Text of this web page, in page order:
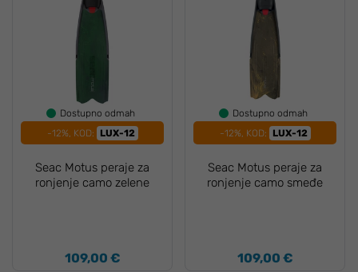
Dostupno odmah
-12%, KOD:
LUX-12
Seac Motus peraje za
ronjenje camo zelene
109,00 €
Dostupno odmah
-12%, KOD:
LUX-12
Seac Motus peraje za
ronjenje camo smeđe
109,00 €